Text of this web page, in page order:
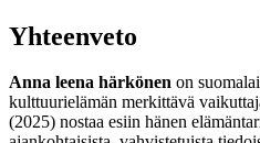
Yhteenveto
Anna leena härkönen on
kulttuurielämän merkittävä
(2025) nostaa esiin hänen